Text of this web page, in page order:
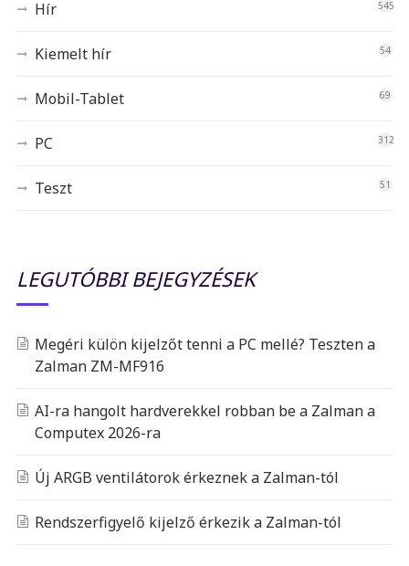
Hír 545
Kiemelt hír 54
Mobil-Tablet 69
PC 312
Teszt 51
LEGUTÓBBI BEJEGYZÉSEK
Megéri külön kijelzőt tenni a PC mellé? Teszten a
Zalman ZM-MF916
AI-ra hangolt hardverekkel robban be a Zalman a
Computex 2026-ra
Új ARGB ventilátorok érkeznek a Zalman-tól
Rendszerfigyelő kijelző érkezik a Zalman-tól